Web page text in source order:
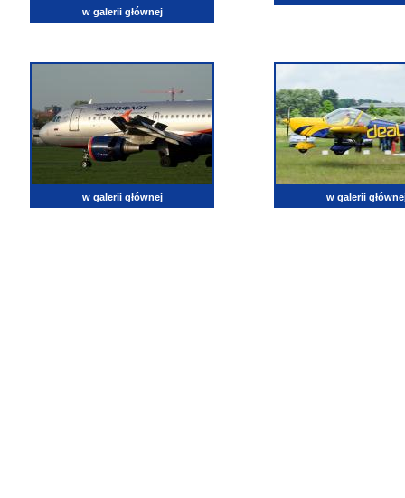
w galerii głównej
w galerii głównej w galerii